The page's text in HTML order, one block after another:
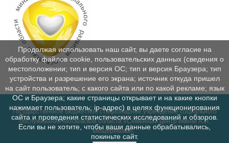
Государственное бюджетное стационарное учреждение социального
обслуживания Московской области «Семейный центр имени А.И.
Мещерякова».
Продолжая использовать наш сайт, вы даете согласие на
обработку файлов cookie, пользовательских данных (сведения о
местоположении; тип и версия ОС; тип и версия Браузера; тип
устройства и разрешение его экрана; источник откуда пришел
на сайт пользователь; с какого сайта или по какой рекламе; язык
ОС и Браузера; какие страницы открывает и на какие кнопки
нажимает пользователь; ip-адрес) в целях функционирования
сайта и проведения статистических исследований и обзоров.
Если вы не хотите, чтобы ваши данные обрабатывались,
покиньте сайт.